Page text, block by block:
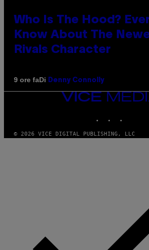
Who Is The Hood?
Know About The
Rivals Character
9 ore faDi Denny Connolly
VICE
MEDIA
© 2026 VICE DIGITAL PUBLISHING, LLC